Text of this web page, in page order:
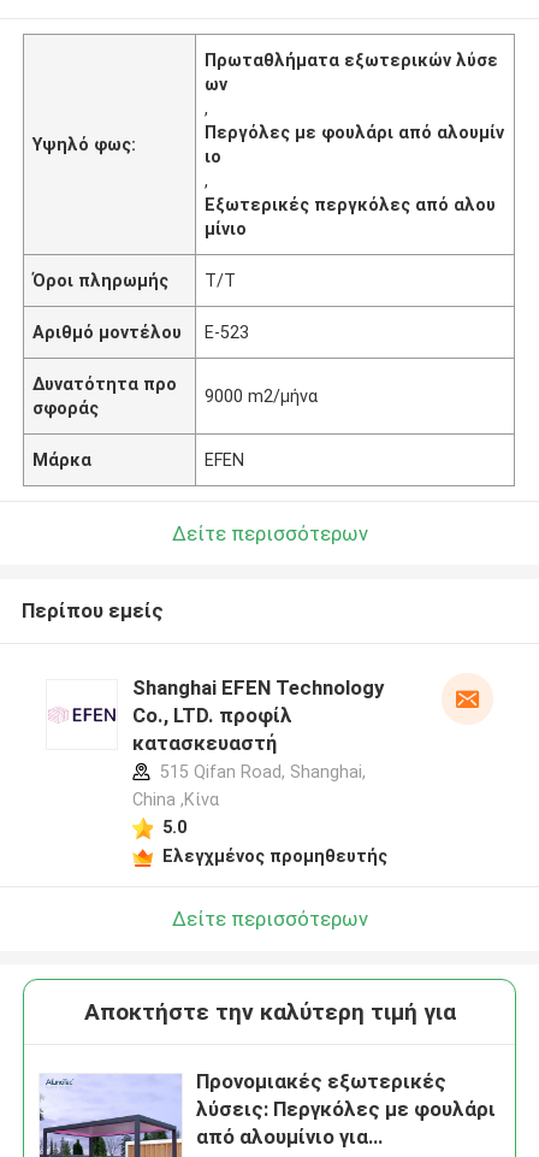
Υψηλό φως:
Πρωταθλήματα εξωτερικών λύσε
ων
,
Περγόλες με φουλάρι από αλουμίν
ιο
,
Εξωτερικές περγκόλες από αλου
μίνιο
Όροι πληρωμής Τ/Τ
Αριθμό μοντέλου Ε-523
Δυνατότητα προ
σφοράς
9000 m2/μήνα
Μάρκα EFEN
Δείτε περισσότερων
Περίπου εμείς
Shanghai EFEN Technology
Co., LTD. προφίλ
κατασκευαστή
515 Qifan Road, Shanghai,
China ,Κίνα
5.0
Ελεγχμένος προμηθευτής
Δείτε περισσότερων
Αποκτήστε την καλύτερη τιμή για
Προνομιακές εξωτερικές
λύσεις: Περγκόλες με φουλάρι
από αλουμίνιο για